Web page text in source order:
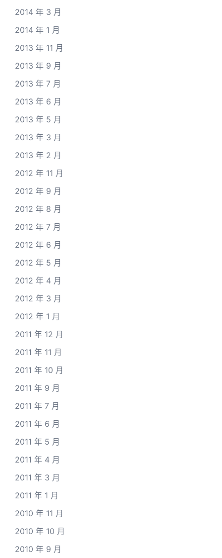
2014 年 3 月
2014 年 1 月
2013 年 11 月
2013 年 9 月
2013 年 7 月
2013 年 6 月
2013 年 5 月
2013 年 3 月
2013 年 2 月
2012 年 11 月
2012 年 9 月
2012 年 8 月
2012 年 7 月
2012 年 6 月
2012 年 5 月
2012 年 4 月
2012 年 3 月
2012 年 1 月
2011 年 12 月
2011 年 11 月
2011 年 10 月
2011 年 9 月
2011 年 7 月
2011 年 6 月
2011 年 5 月
2011 年 4 月
2011 年 3 月
2011 年 1 月
2010 年 11 月
2010 年 10 月
2010 年 9 月